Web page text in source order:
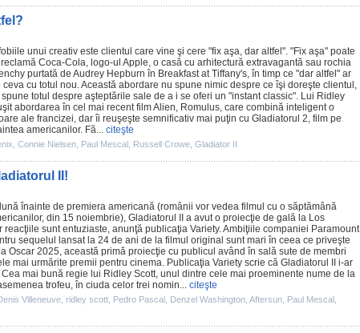
unui creativ este clientul care vine şi cere "fix aşa, dar altfel". "Fix aşa" poate
Coca-Cola, logo-ul Apple, o casă cu arhitectură extravagantă sau rochia
purtată de Audrey Hepburn în Breakfast at Tiffany's, în timp ce "dar altfel" ar
ceva cu totul nou. Această abordare nu spune nimic despre ce îşi doreşte clientul,
totul despre aşteptările sale de a i se oferi un "instant classic". Lui Ridley
abordarea în cel mai recentfilmAlien, Romulus, care combină inteligent o
ale francizei, dar îi reuşeşte semnificativ mai puţin cu Gladiatorul 2, film pe
americanilor. Fă... citeşte
Connie Nielsen Paul Mescal Russell Crowe Gladiator II
II!
înainte de premiera americană (românii vor vedea filmul cu o săptămână
din 15 noiembrie), Gladiatorul II
a avut o proiecţie de gală la Los
reacţiile sunt entuziaste, anunţă publicaţia Variety. Ambiţiile companiei Paramount
sequelul lansat la 24 de ani de la filmul original sunt mari în ceea ce priveşte
Oscar 2025, această primă proiecţie cu publicul având în sală sute de membri
mai urmărite premii pentru cinema. Publicaţia Variety scrie că Gladiatorul II i-ar
mai bună regie lui Ridley Scott, unul dintre cele mai proeminente nume de la
trofeu, în ciuda celor trei nomin... citeşte
Villeneuve ridley scott Pedro Pascal Denzel Washington Aftersun Paul Mescal